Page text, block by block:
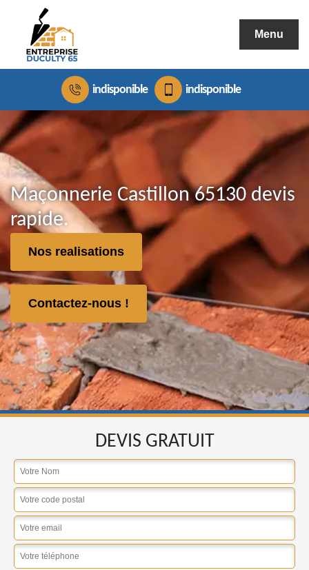
Menu
indisponible indisponible
Maçonnerie Castillon 65130 devis
rapide.
Nos realisations
Contactez-nous !
DEVIS GRATUIT